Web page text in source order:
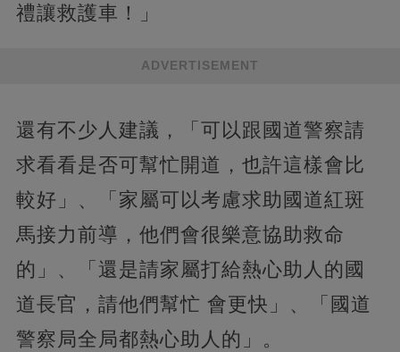
禮讓救護車！」
ADVERTISEMENT
還有不少人建議，「可以跟國道警察請
求看看是否可幫忙開道，也許這樣會比
較好」、「家屬可以考慮求助國道紅斑
馬接力前導，他們會很樂意協助救命
的」、「還是請家屬打給熱心助人的國
道長官，請他們幫忙 會更快」、「國道
警察局全局都熱心助人的」。